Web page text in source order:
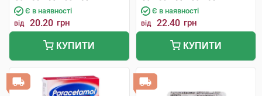
Є в наявності
від 20.20 грн
КУПИТИ
Є в наявності
від 22.40 грн
КУПИТИ